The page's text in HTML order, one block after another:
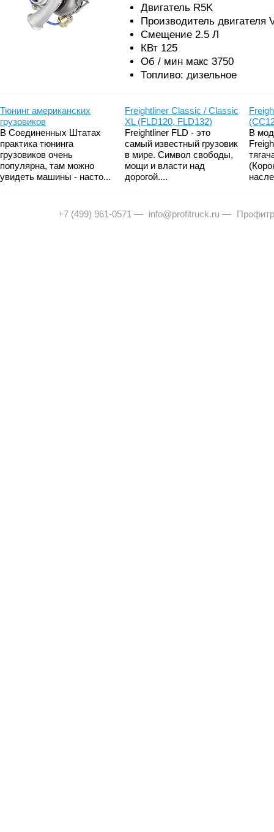
Двигатель R5K
Производитель двигателя
Смещение 2.5 Л
КВт 125
Об / мин макс 3750
Топливо: дизельное
Тюнинг американских
грузовиков
В Соединенных Штатах
практика тюнинга
грузовиков очень
популярна, там можно
увидеть машины - насто...
Freightliner Classic / Classic
XL (FLD120, FLD132)
Freightliner FLD - это
самый известный грузовик
в мире. Символ свободы,
мощи и власти над
дорогой....
В
+7 (499) 961-0571 — info@profitruck.ru —